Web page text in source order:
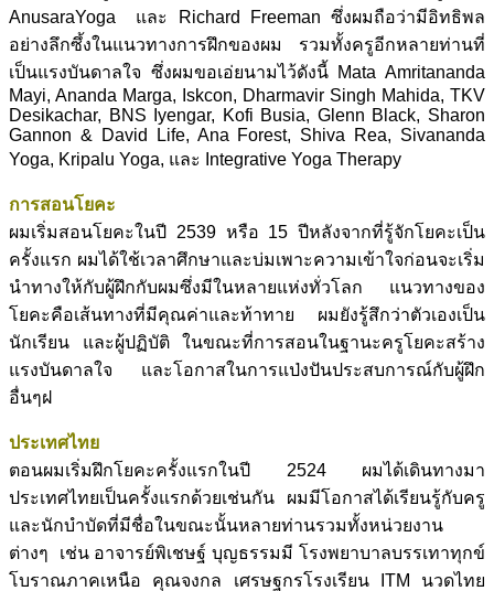
AnusaraYoga และ Richard Freeman ซึ่งผมถือว่ามีอิทธิพล
อย่างลึกซึ้งในแนวทางการฝึกของผม รวมทั้งครูอีกหลายท่านที่
เป็นแรงบันดาลใจ ซึ่งผมขอเอ่ยนามไว้ดังนี้ Mata Amritananda
Mayi, Ananda Marga, Iskcon, Dharmavir Singh Mahida, TKV
Desikachar, BNS Iyengar, Kofi Busia, Glenn Black, Sharon
Gannon & David Life, Ana Forest, Shiva Rea, Sivananda
Yoga, Kripalu Yoga, และ Integrative Yoga Therapy
การสอนโยคะ
ผมเริ่มสอนโยคะในปี 2539 หรือ 15 ปีหลังจากที่รู้จักโยคะเป็น
ครั้งแรก ผมได้ใช้เวลาศึกษาและบ่มเพาะความเข้าใจก่อนจะเริ่ม
นำทางให้กับผู้ฝึกกับผมซึ่งมีในหลายแห่งทั่วโลก แนวทางของ
โยคะคือเส้นทางที่มีคุณค่าและท้าทาย ผมยังรู้สึกว่าตัวเองเป็น
นักเรียน และผู้ปฏิบัติ ในขณะที่การสอนในฐานะครูโยคะสร้าง
แรงบันดาลใจ และโอกาสในการแป่งปันประสบการณ์กับผู้ฝึก
อื่นๆฝ
ประเทศไทย
ตอนผมเริ่มฝึกโยคะครั้งแรกในปี 2524 ผมได้เดินทางมา
ประเทศไทยเป็นครั้งแรกด้วยเช่นกัน ผมมีโอกาสได้เรียนรู้กับครู
และนักบำบัดที่มีชื่อในขณะนั้นหลายท่านรวมทั้งหน่วยงาน
ต่างๆ เช่น อาจารย์พิเชษฐ์ บุญธรรมมี โรงพยาบาลบรรเทาทุกข์
โบราณภาคเหนือ คุณจงกล เศรษฐกรโรงเรียน ITM นวดไทย